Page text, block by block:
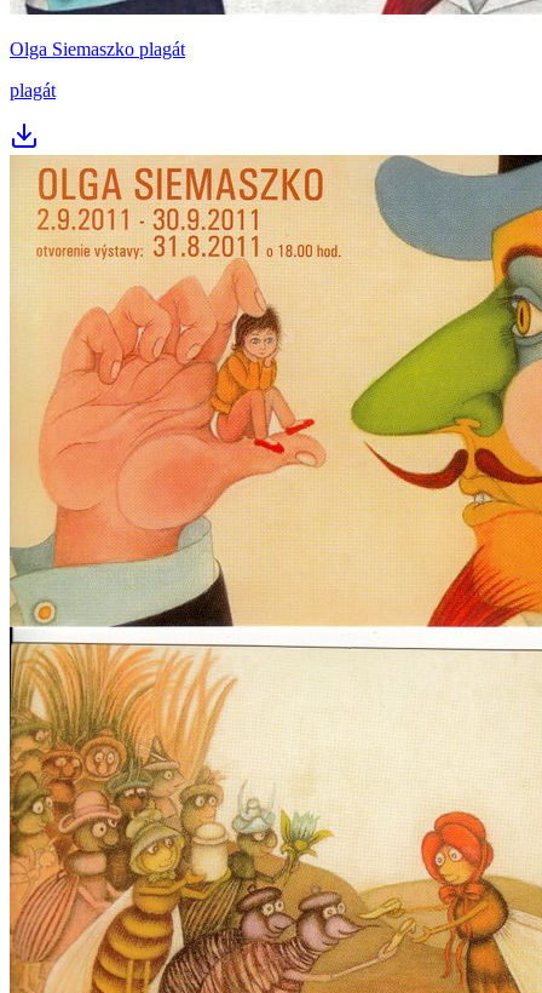
Olga Siemaszko plagát
plagát